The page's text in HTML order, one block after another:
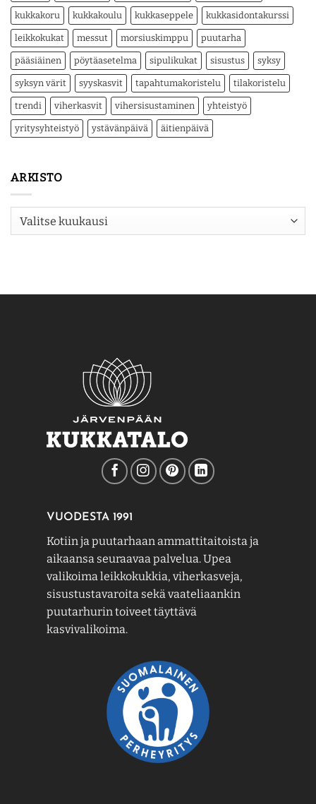
kukkakoru kukkakoulu kukkaseppele kukkasidontakurssi
leikkokukat messut morsiuskimppu puutarha
pääsiäinen pöytäasetelma sipulikukat sisustus syksy
syksyn värit syyskasvit tapahtumakoristelu tilakoristelu
trendi viherkasvit vihersisustaminen yhteistyö
yritysyhteistyö ystävänpäivä äitienpäivä
ARKISTO
Arkisto
VUODESTA 1991
Kotiin ja puutarhaan ammattitaitoista ja
aikaansa seuraavaa palvelua. Upea
valikoima leikkokukkia, viherkasveja,
sisustustavaroita sekä vaateliaankin
puutarhurin toiveet täyttävä
kasvivalikoima.